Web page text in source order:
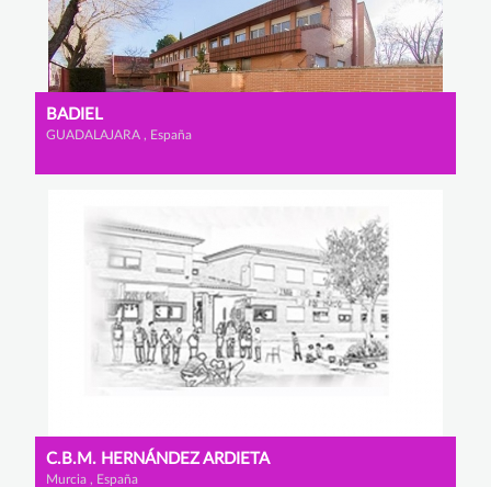
BADIEL
GUADALAJARA , España
C.B.M. HERNÁNDEZ ARDIETA
Murcia , España